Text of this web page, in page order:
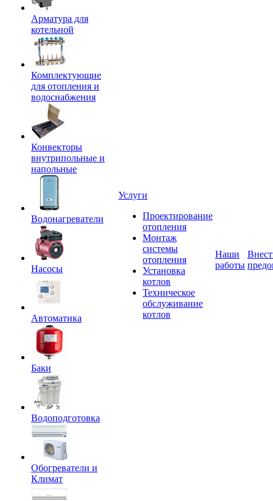
Арматура для
котельной
Комплектующие
для отопления и
водоснабжения
Конвекторы
внутрипольные и
напольные
Водонагреватели
Насосы
Автоматика
Баки
Водоподготовка
Обогреватели и
Климат
Услуги
Проектирование
отопления
Монтаж
системы
отопления
Установка
котлов
Техническое
обслуживание
котлов
Наши
работы